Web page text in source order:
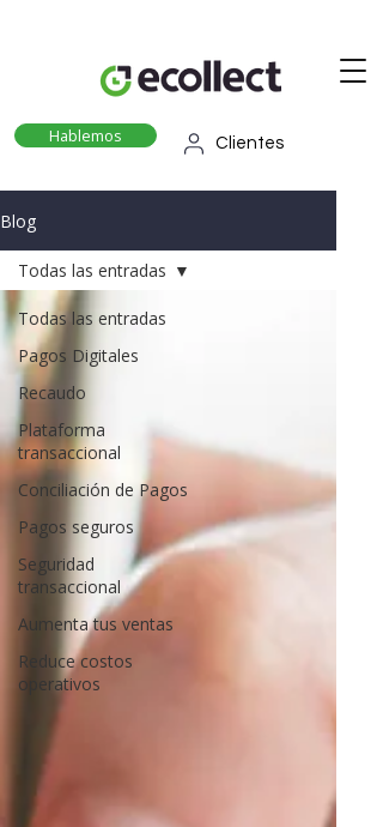
Clientes
Hablemos
Blog
Todas las entradas
Pagos Digitales
Recaudo
Plataforma
transaccional
Conciliación de Pagos
Pagos seguros
Seguridad
transaccional
Aumenta tus ventas
Reduce costos
operativos
Todas las entradas